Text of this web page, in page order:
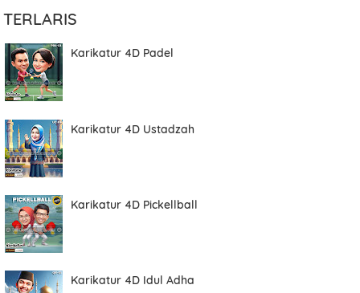
TERLARIS
Karikatur 4D Padel
Karikatur 4D Ustadzah
Karikatur 4D Pickellball
Karikatur 4D Idul Adha